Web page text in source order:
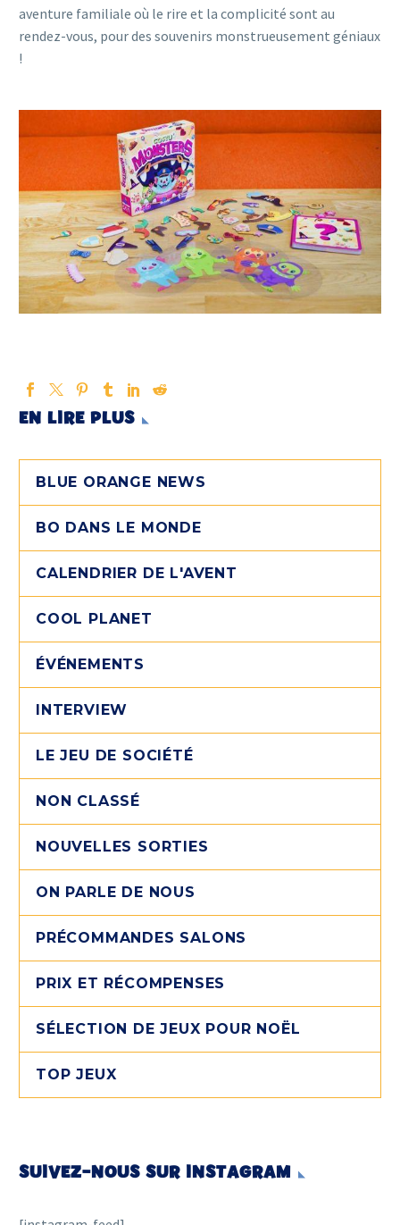
aventure familiale où le rire et la complicité sont au
rendez-vous, pour des souvenirs monstrueusement géniaux
!
EN LIRE PLUS
BLUE ORANGE NEWS
BO DANS LE MONDE
CALENDRIER DE L'AVENT
COOL PLANET
ÉVÉNEMENTS
INTERVIEW
LE JEU DE SOCIÉTÉ
NON CLASSÉ
NOUVELLES SORTIES
ON PARLE DE NOUS
PRÉCOMMANDES SALONS
PRIX ET RÉCOMPENSES
SÉLECTION DE JEUX POUR NOËL
TOP JEUX
SUIVEZ-NOUS SUR INSTAGRAM